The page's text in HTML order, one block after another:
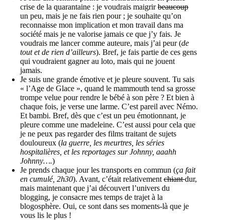
crise de la quarantaine : je voudrais maigrirbeaucoup
un peu, mais je ne fais rien pour ; je souhaite qu’on
reconnaisse mon implication et mon travail dans ma
société mais je ne valorise jamais ce que j’y fais. Je
voudrais me lancer comme auteure, mais j’ai peur (de
tout et de rien d’ailleurs). Bref, je fais partie de ces gens
qui voudraient gagner au loto, mais qui ne jouent
jamais.
Je suis une grande émotive et je pleure souvent. Tu sais
« l’Age de Glace », quand le mammouth tend sa grosse
trompe velue pour rendre le bébé à son père ? Et bien à
chaque fois, je verse une larme. C’est pareil avec Némo.
Et bambi. Bref, dès que c’est un peu émotionnant, je
pleure comme une madeleine. C’est aussi pour cela que
je ne peux pas regarder des films traitant de sujets
douloureux (la guerre, les meurtres, les séries
hospitalières, et les reportages sur Johnny, aaahh
Johnny….)
Je prends chaque jour les transports en commun (ça fait
en cumulé, 2h30). Avant, c’était relativement chiantdur,
mais maintenant que j’ai découvert l’univers du
blogging, je consacre mes temps de trajet à la
blogosphère. Oui, ce sont dans ses moments-là que je
vous lis le plus !